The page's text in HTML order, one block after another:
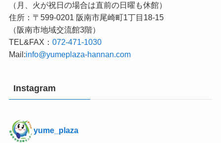
（月、火が祝日の場合は直前の日曜も休館）
住所：〒599-0201 阪南市尾崎町1丁目18-15
（阪南市地域交流館3階）
TEL&FAX： 072-471-1030
Mail:info@yumeplaza-hannan.com
Instagram
yume_plaza